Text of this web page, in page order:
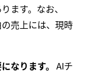
ます。なお、
売上には、現時
なります。 AIチ